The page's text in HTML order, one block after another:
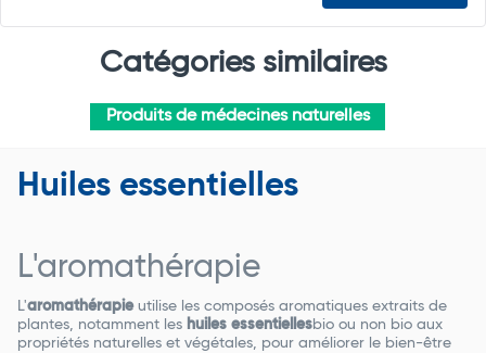
Catégories similaires
Produits de médecines naturelles
Huiles essentielles
L'aromathérapie
L'aromathérapieutilise les composés aromatiques extraits de
plantes, notamment les huiles essentiellesbio ou non bio aux
propriétés naturelles et végétales, pour améliorer le bien-être